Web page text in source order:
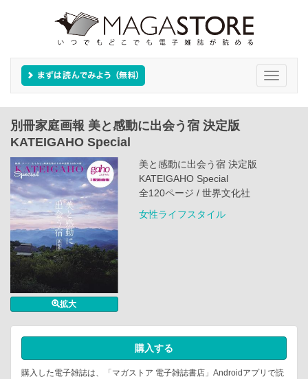
Toggle
別冊家庭画報 美と感動に出会う宿 決定版
KATEIGAHO Special
拡大
美と感動に出会う宿 決定版
KATEIGAHO Special
全120ページ / 世界文化社
女性ライフスタイル
購入する
購入した電子雑誌は、「マガストア 電子雑誌書店」Androidアプリで読